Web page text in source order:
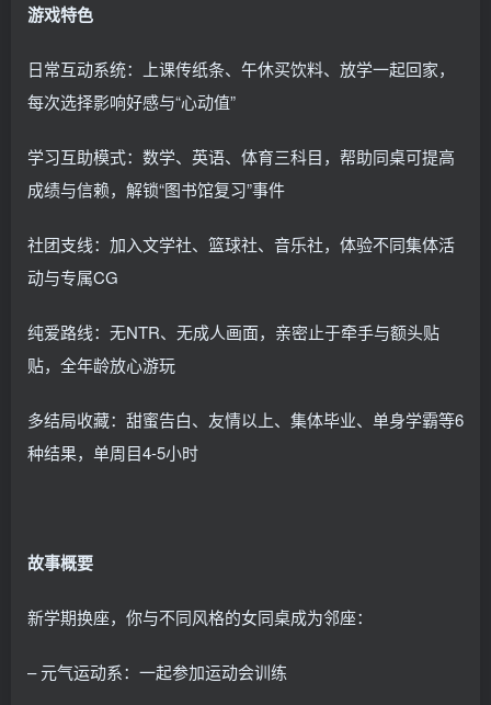
游戏特色
日常互动系统：上课传纸条、午休买饮料、放学一起回家，
每次选择影响好感与“心动值”
学习互助模式：数学、英语、体育三科目，帮助同桌可提高
成绩与信赖，解锁“图书馆复习”事件
社团支线：加入文学社、篮球社、音乐社，体验不同集体活
动与专属CG
纯爱路线：无NTR、无成人画面，亲密止于牵手与额头贴
贴，全年龄放心游玩
多结局收藏：甜蜜告白、友情以上、集体毕业、单身学霸等6
种结果，单周目4-5小时
故事概要
新学期换座，你与不同风格的女同桌成为邻座：
– 元气运动系：一起参加运动会训练